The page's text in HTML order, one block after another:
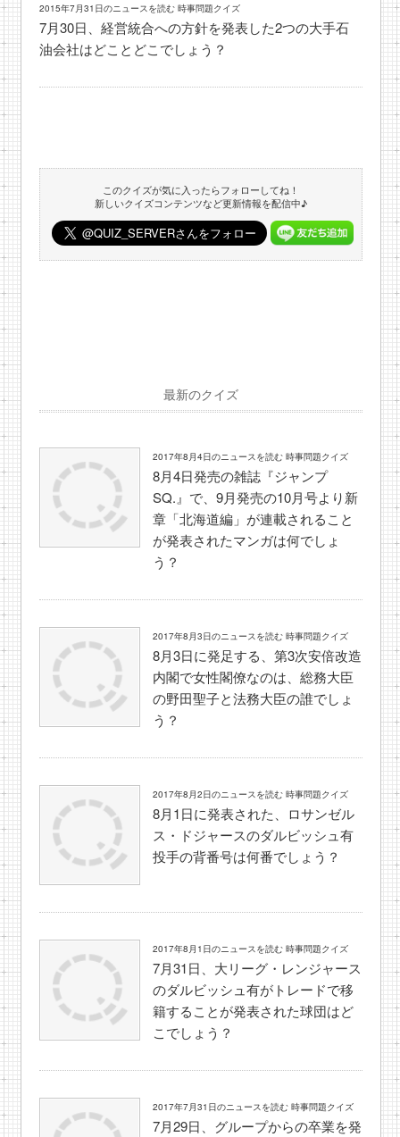
2015年7月31日のニュースを読む 時事問題クイズ
7月30日、経営統合への方針を発表した2つの大手石
油会社はどことどこでしょう？
このクイズが気に入ったらフォローしてね！
新しいクイズコンテンツなど更新情報を配信中♪
最新のクイズ
2017年8月4日のニュースを読む 時事問題クイズ
8月4日発売の雑誌『ジャンプ
SQ.』で、9月発売の10月号より新
章「北海道編」が連載されること
が発表されたマンガは何でしょ
う？
2017年8月3日のニュースを読む 時事問題クイズ
8月3日に発足する、第3次安倍改造
内閣で女性閣僚なのは、総務大臣
の野田聖子と法務大臣の誰でしょ
う？
2017年8月2日のニュースを読む 時事問題クイズ
8月1日に発表された、ロサンゼル
ス・ドジャースのダルビッシュ有
投手の背番号は何番でしょう？
2017年8月1日のニュースを読む 時事問題クイズ
7月31日、大リーグ・レンジャース
のダルビッシュ有がトレードで移
籍することが発表された球団はど
こでしょう？
2017年7月31日のニュースを読む 時事問題クイズ
7月29日、グループからの卒業を発